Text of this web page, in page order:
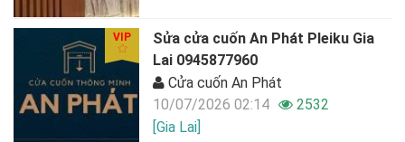
VIP
Sửa cửa cuốn An Phát Pleiku Gia
Lai 0945877960
Cửa cuốn An Phát
10/07/2026 02:14
2532
[Gia Lai]